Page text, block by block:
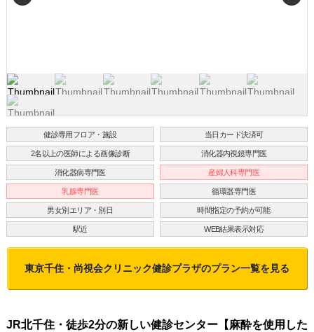
健診専用フロア・施設 当日カード決済可
2名以上の医師による画像診断 消化器内視鏡専門医
消化器病専門医 産婦人科専門医
乳腺専門医 循環器専門医
男女別エリア・別日 時間指定の予約が可能
駅近 WEB結果表示対応
東京千住・尚視会クリニック健診プラザのプラン一覧を見る
JR北千住・徒歩2分の新しい健診センター【麻酔を使用した